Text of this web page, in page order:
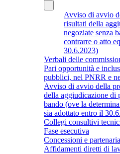
Avviso di avvio
risultati della
negoziate senza
contrarre o atto
30.6.2023)
Verbali delle
Pari opportunità e
pubblici, nel PNRR e
Avviso di avvio della
della aggiudicazione di
bando (ove la
sia adottato entro il
Collegi consultivi
Fase esecutiva
Concessioni e
Affidamenti diretti di